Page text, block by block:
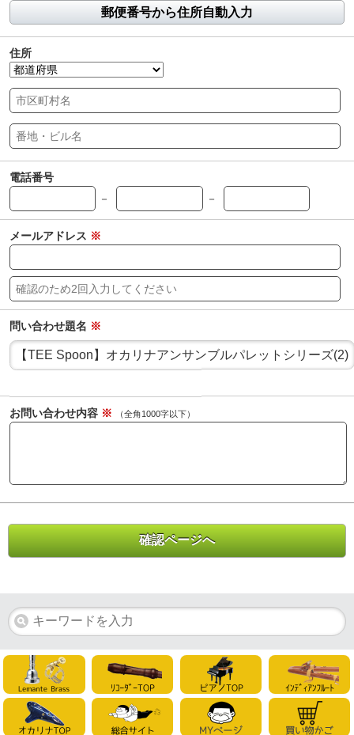
郵便番号から住所自動入力
住所
電話番号
－
－
メールアドレス ※
問い合わせ題名 ※
お問い合わせ内容 ※ （全角1000字以下）